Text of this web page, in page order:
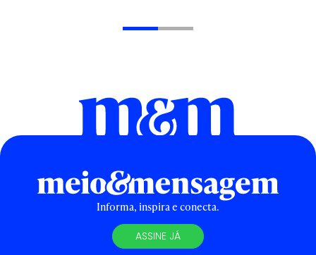
Informa, inspira e conecta.
ASSINE JÁ